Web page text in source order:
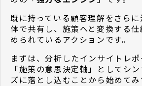
既に持っている顧客理解をさら
体で共有し、施策へと変換する
められているアクションです。
まずは、分析したインサイトレポ
「施策の意思決定軸」としてシ
ズに落とし込むことから始めてみ